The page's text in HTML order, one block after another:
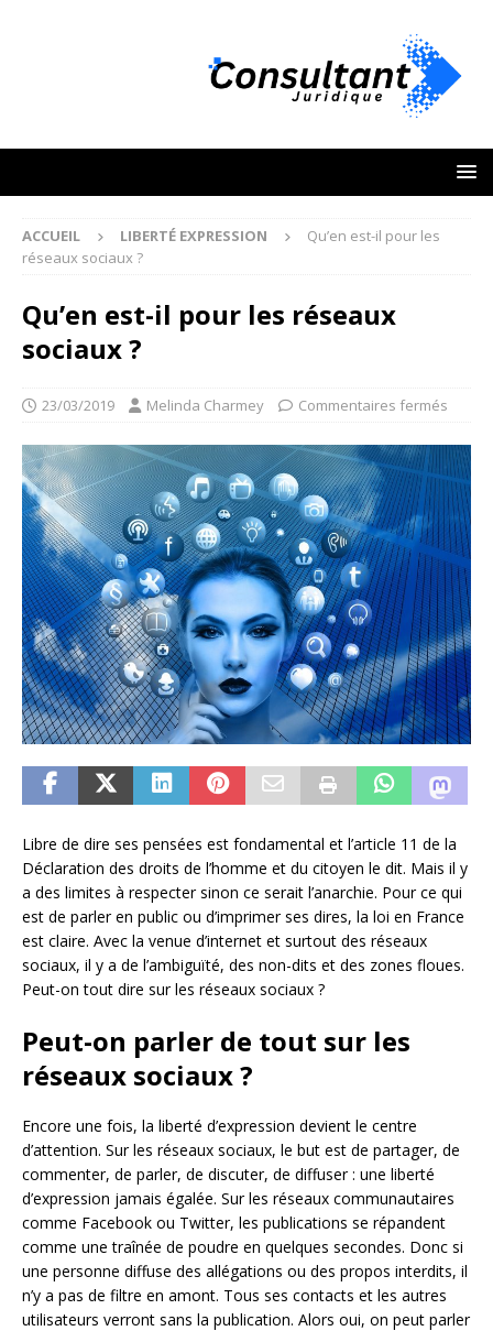
ACCUEIL LIBERTÉ EXPRESSION
Qu’en est-il pour les
réseaux sociaux ?
Qu’en est-il pour les réseaux
sociaux ?
23/03/2019 Melinda Charmey Commentaires fermés
Libre de dire ses pensées est fondamental et l’article 11 de la
Déclaration des droits de l’homme et du citoyen le dit. Mais il y
a des limites à respecter sinon ce serait l’anarchie. Pour ce qui
est de parler en public ou d’imprimer ses dires, la loi en France
est claire. Avec la venue d’internet et surtout des réseaux
sociaux, il y a de l’ambiguïté, des non-dits et des zones floues.
Peut-on tout dire sur les réseaux sociaux ?
Peut-on parler de tout sur les
réseaux sociaux ?
Encore une fois, la liberté d’expression devient le centre
d’attention. Sur les réseaux sociaux, le but est de partager, de
commenter, de parler, de discuter, de diffuser : une liberté
d’expression jamais égalée. Sur les réseaux communautaires
comme Facebook ou Twitter, les publications se répandent
comme une traînée de poudre en quelques secondes. Donc si
une personne diffuse des allégations ou des propos interdits, il
n’y a pas de filtre en amont. Tous ses contacts et les autres
utilisateurs verront sans la publication. Alors oui, on peut parler